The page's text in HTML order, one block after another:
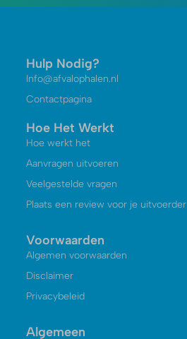
Hulp Nodig?
Info@afvalophalen.nl
Contactpagina
Hoe Het Werkt
Hoe werkt het
Aanvragen uitvoeren
Veelgestelde vragen
Plaats een review voor je uitvoerder
Voorwaarden
Algemen voorwaarden
Disclaimer
Privacybeleid
Algemeen